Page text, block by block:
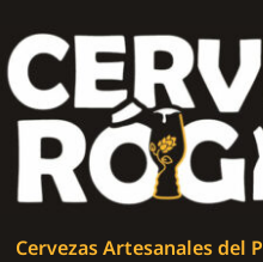
Cervezas Artesanales del